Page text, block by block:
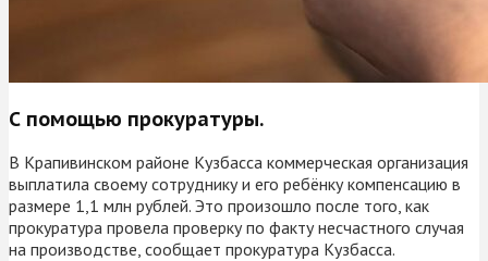
С помощью прокуратуры.
В Крапивинском районе Кузбасса коммерческая организация
выплатила своему сотруднику и его ребёнку компенсацию в
размере 1,1 млн рублей. Это произошло после того, как
прокуратура провела проверку по факту несчастного случая
на производстве, сообщает прокуратура Кузбасса.